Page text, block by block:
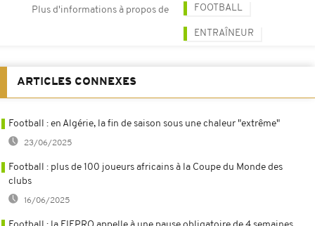
Plus d'informations à propos de FOOTBALL
ENTRAÎNEUR
ARTICLES CONNEXES
Football : en Algérie, la fin de saison sous une chaleur "extrême"
23/06/2025
Football : plus de 100 joueurs africains à la Coupe du Monde des
clubs
16/06/2025